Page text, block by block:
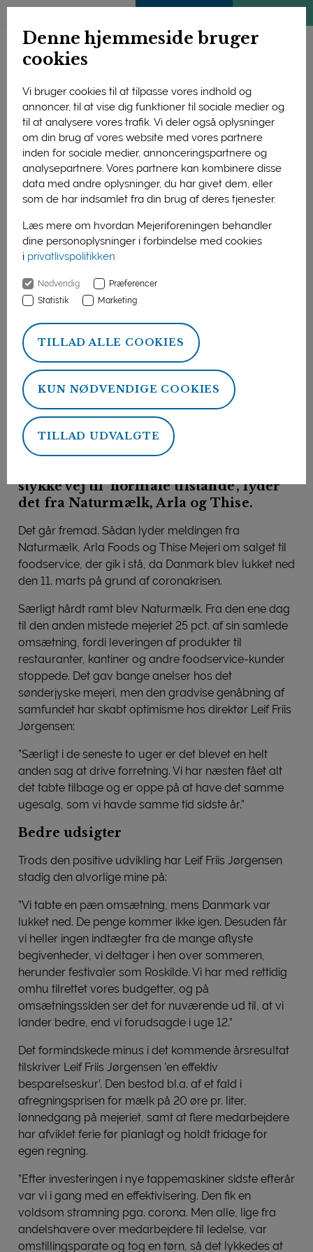
Denne hjemmeside bruger
cookies
Vi bruger cookies til at tilpasse vores indhold og
annoncer, til at vise dig funktioner til sociale medier og
til at analysere vores trafik. Vi deler også oplysninger
om din brug af vores website med vores partnere
inden for sociale medier, annonceringspartnere og
analysepartnere. Vores partnere kan kombinere disse
data med andre oplysninger, du har givet dem, eller
som de har indsamlet fra din brug af deres tjenester.
Læs mere om hvordan Mejeriforeningen behandler
dine personoplysninger i forbindelse med cookies
i privatlivspolitikken
Nødvendig
Præferencer
Statistik
Marketing
TILLAD ALLE COOKIES
KUN NØDVENDIGE COOKIES
TILLAD UDVALGTE
Ost på bordet. Danskerne er igen begyndt at gå på restaurant
og spise frokost i kantinen, og det kan mærkes i mejeriernes
Forside Nyheder Fremgang og forsigtig optimisme
19. juni 2020
Fremgang og forsigtig
optimisme
Genåbningen af Danmark efter
coronakrisen har øget mejeriernes salg
stykke vej til 'normale tilstande’, lyder
det fra Naturmælk, Arla og Thise.
Det går fremad. Sådan lyder meldingen fra
Naturmælk, Arla Foods og Thise Mejeri om salget til
foodservice, der gik i stå, da Danmark blev lukket ned
den 11. marts på grund af coronakrisen.
Særligt hårdt ramt blev Naturmælk. Fra den ene dag
til den anden mistede mejeriet 25 pct. af sin samlede
omsætning, fordi leveringen af produkter til
restauranter, kantiner og andre foodservice-kunder
stoppede. Det gav bange anelser hos det
sønderjyske mejeri, men den gradvise genåbning af
samfundet har skabt optimisme hos direktør Leif Friis
Jørgensen:
”Særligt i de seneste to uger er det blevet en helt
anden sag at drive forretning. Vi har næsten fået alt
det tabte tilbage og er oppe på at have det samme
ugesalg, som vi havde samme tid sidste år.”
Bedre udsigter
Trods den positive udvikling har Leif Friis Jørgensen
stadig den alvorlige mine på:
”Vi tabte en pæn omsætning, mens Danmark var
lukket ned. De penge kommer ikke igen. Desuden får
vi heller ingen indtægter fra de mange aflyste
begivenheder, vi deltager i hen over sommeren,
herunder festivaler som Roskilde. Vi har med rettidig
omhu tilrettet vores budgetter, og på
omsætningssiden ser det for nuværende ud til, at vi
lander bedre, end vi forudsagde i uge 12.”
Det formindskede minus i det kommende årsresultat
tilskriver Leif Friis Jørgensen ’en effektiv
besparelseskur’. Den bestod bl.a. af et fald i
afregningsprisen for mælk på 20 øre pr. liter,
lønnedgang på mejeriet, samt at flere medarbejdere
har afviklet ferie før planlagt og holdt fridage for
egen regning.
”Efter investeringen i nye tappemaskiner sidste efterår
var vi i gang med en effektivisering. Den fik en
voldsom stramning pga. corona. Men alle, lige fra
andelshavere over medarbejdere til ledelse, var
omstillingsparate og tog en tørn, så det lykkedes at